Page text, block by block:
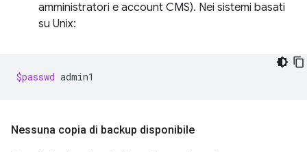
amministratori e account CMS). Nei sistemi basati
su Unix:
$passwd
Nessuna copia di backup disponibile